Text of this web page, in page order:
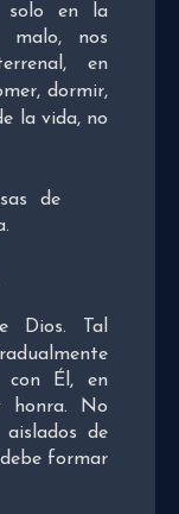
solo en la
nos
en
dormir,
la vida, no
de
Dios. Tal
con Él, en
honra. No
aislados de
formar